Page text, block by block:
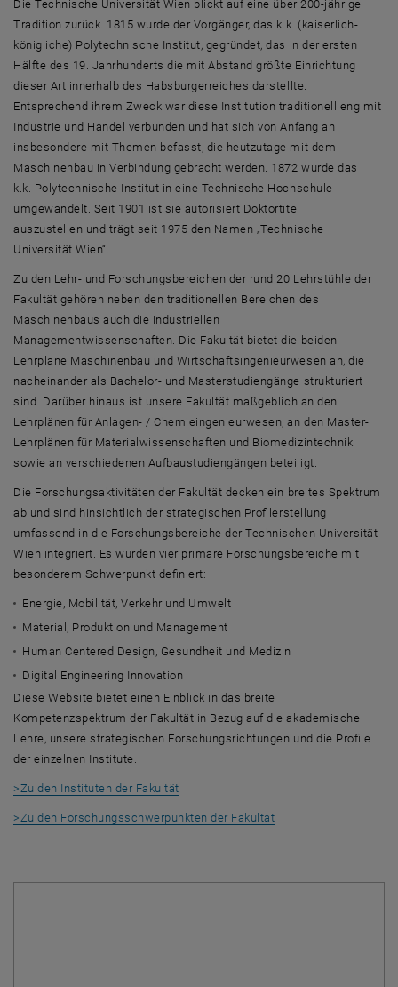
Die Technische Universität Wien blickt auf eine über 200-jährige
Tradition zurück. 1815 wurde der Vorgänger, das k.k. (kaiserlich-
königliche) Polytechnische Institut, gegründet, das in der ersten
Hälfte des 19. Jahrhunderts die mit Abstand größte Einrichtung
dieser Art innerhalb des Habsburgerreiches darstellte.
Entsprechend ihrem Zweck war diese Institution traditionell eng mit
Industrie und Handel verbunden und hat sich von Anfang an
insbesondere mit Themen befasst, die heutzutage mit dem
Maschinenbau in Verbindung gebracht werden. 1872 wurde das
k.k. Polytechnische Institut in eine Technische Hochschule
umgewandelt. Seit 1901 ist sie autorisiert Doktortitel
auszustellen und trägt seit 1975 den Namen „Technische
Universität Wien“.
Zu den Lehr- und Forschungsbereichen der rund 20 Lehrstühle der
Fakultät gehören neben den traditionellen Bereichen des
Maschinenbaus auch die industriellen
Managementwissenschaften. Die Fakultät bietet die beiden
Lehrpläne Maschinenbau und Wirtschaftsingenieurwesen an, die
nacheinander als Bachelor- und Masterstudiengänge strukturiert
sind. Darüber hinaus ist unsere Fakultät maßgeblich an den
Lehrplänen für Anlagen- / Chemieingenieurwesen, an den Master-
Lehrplänen für Materialwissenschaften und Biomedizintechnik
sowie an verschiedenen Aufbaustudiengängen beteiligt.
Die Forschungsaktivitäten der Fakultät decken ein breites Spektrum
ab und sind hinsichtlich der strategischen Profilerstellung
umfassend in die Forschungsbereiche der Technischen Universität
Wien integriert. Es wurden vier primäre Forschungsbereiche mit
besonderem Schwerpunkt definiert:
Energie, Mobilität, Verkehr und Umwelt
Material, Produktion und Management
Human Centered Design , Gesundheit und Medizin
Digital Engineering Innovation
Diese Website bietet einen Einblick in das breite
Kompetenzspektrum der Fakultät in Bezug auf die akademische
Lehre, unsere strategischen Forschungsrichtungen und die Profile
der einzelnen Institute.
>Zu den Instituten der Fakultät
>Zu den Forschungsschwerpunkten der Fakultät